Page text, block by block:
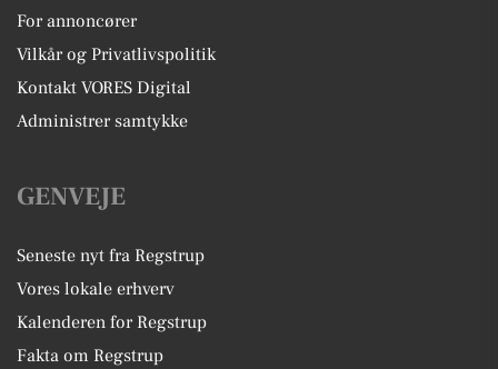
For annoncører
Vilkår og Privatlivspolitik
Kontakt VORES Digital
Administrer samtykke
GENVEJE
Seneste nyt fra Regstrup
Vores lokale erhverv
Kalenderen for Regstrup
Fakta om Regstrup